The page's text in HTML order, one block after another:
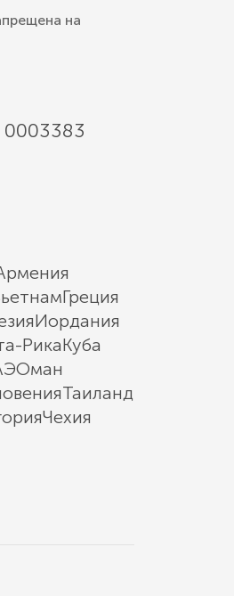
на
Греция
Иордания
РикаКуба
Оман
Таиланд
Чехия